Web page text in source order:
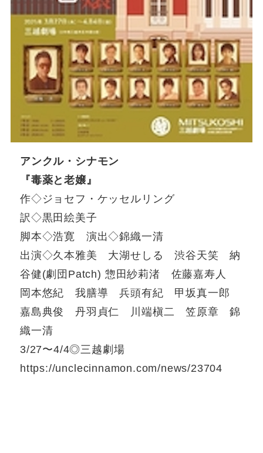
アンクル・シナモン
『毒薬と老嬢』
作◇ジョセフ・ケッセルリング
訳◇黒田絵美子
脚本◇浩寛 演出◇錦織一清
出演◇久本雅美 大湖せしる 渋谷天笑 納
谷健(劇団Patch) 惣田紗莉渚 佐藤嘉寿人
岡本悠紀 我膳導 兵頭有紀 甲坂真一郎
嘉島典俊 丹羽貞仁 川端槇二 笠原章 錦
織一清
3/27〜4/4◎三越劇場
https://unclecinnamon.com/news/23704